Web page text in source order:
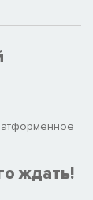
ждать!